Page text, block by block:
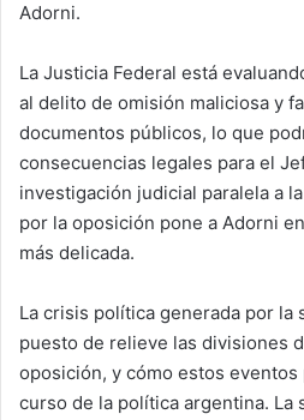
Adorni.
La Justicia Federal está
al delito de omisión maliciosa y
documentos públicos, lo que
consecuencias legales para el
investigación judicial paralela a
por la oposición pone a Adorni
más delicada.
La crisis política generada por la
puesto de relieve las divisiones
oposición, y cómo estos
curso de la política argentina. La